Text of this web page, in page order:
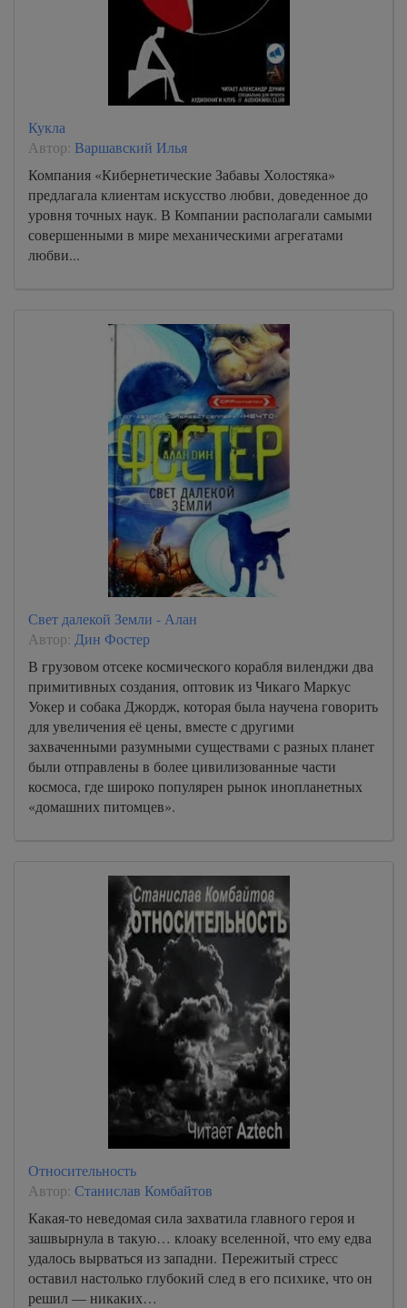
Кукла
Автор: Варшавский Илья
Компания «Кибернетические Забавы Холостяка»
предлагала клиентам искусство любви, доведенное до
уровня точных наук. В Компании располагали самыми
совершенными в мире механическими агрегатами
любви...
Свет далекой Земли - Алан
Автор: Дин Фостер
В грузовом отсеке космического корабля виленджи два
примитивных создания, оптовик из Чикаго Маркус
Уокер и собака Джордж, которая была научена говорить
для увеличения её цены, вместе с другими
захваченными разумными существами с разных планет
были отправлены в более цивилизованные части
космоса, где широко популярен рынок инопланетных
«домашних питомцев».
Относительность
Автор: Станислав Комбайтов
Какая-то неведомая сила захватила главного героя и
зашвырнула в такую… клоаку вселенной, что ему едва
удалось вырваться из западни. Пережитый стресс
оставил настолько глубокий след в его психике, что он
решил — никаких…